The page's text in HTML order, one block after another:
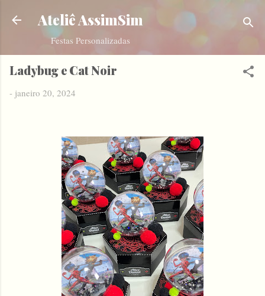
Pular para o conteúdo principal
Ateliê AssimSim
Festas Personalizadas
Ladybug e Cat Noir
- janeiro 20, 2024